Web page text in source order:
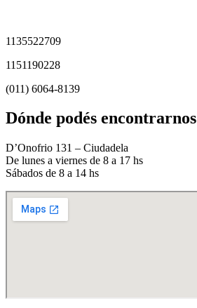
1135522709
1151190228
(011) 6064-8139
Dónde podés encontrarnos
D’Onofrio 131 – Ciudadela
De lunes a viernes de 8 a 17 hs
Sábados de 8 a 14 hs